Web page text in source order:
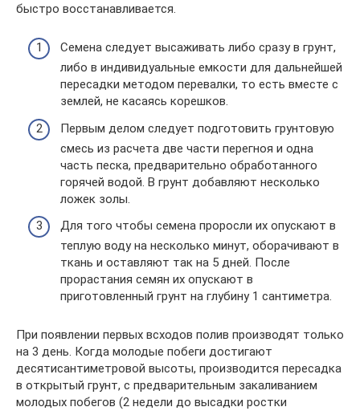
быстро восстанавливается.
Семена следует высаживать либо сразу в грунт,
либо в индивидуальные емкости для дальнейшей
пересадки методом перевалки, то есть вместе с
землей, не касаясь корешков.
Первым делом следует подготовить грунтовую
смесь из расчета две части перегноя и одна
часть песка, предварительно обработанного
горячей водой. В грунт добавляют несколько
ложек золы.
Для того чтобы семена проросли их опускают в
теплую воду на несколько минут, оборачивают в
ткань и оставляют так на 5 дней. После
прорастания семян их опускают в
приготовленный грунт на глубину 1 сантиметра.
При появлении первых всходов полив производят только
на 3 день. Когда молодые побеги достигают
десятисантиметровой высоты, производится пересадка
в открытый грунт, с предварительным закаливанием
молодых побегов (2 недели до высадки ростки